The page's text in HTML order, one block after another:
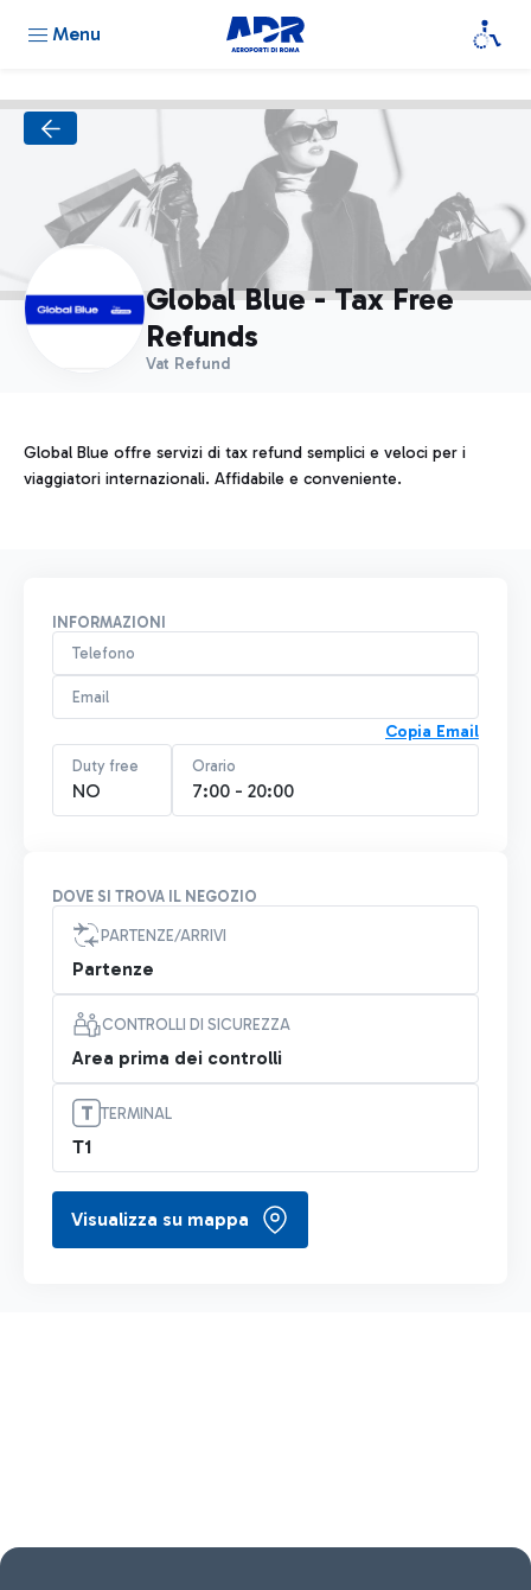
Menu
Global Blue - Tax Free
Refunds
Vat Refund
Global Blue offre servizi di tax refund semplici e veloci per i
viaggiatori internazionali. Affidabile e conveniente.
INFORMAZIONI
Telefono
Email
Copia Email
Duty free
NO
Orario
7:00 - 20:00
DOVE SI TROVA IL NEGOZIO
PARTENZE/ARRIVI
Partenze
CONTROLLI DI SICUREZZA
Area prima dei controlli
TERMINAL
T1
Visualizza su mappa